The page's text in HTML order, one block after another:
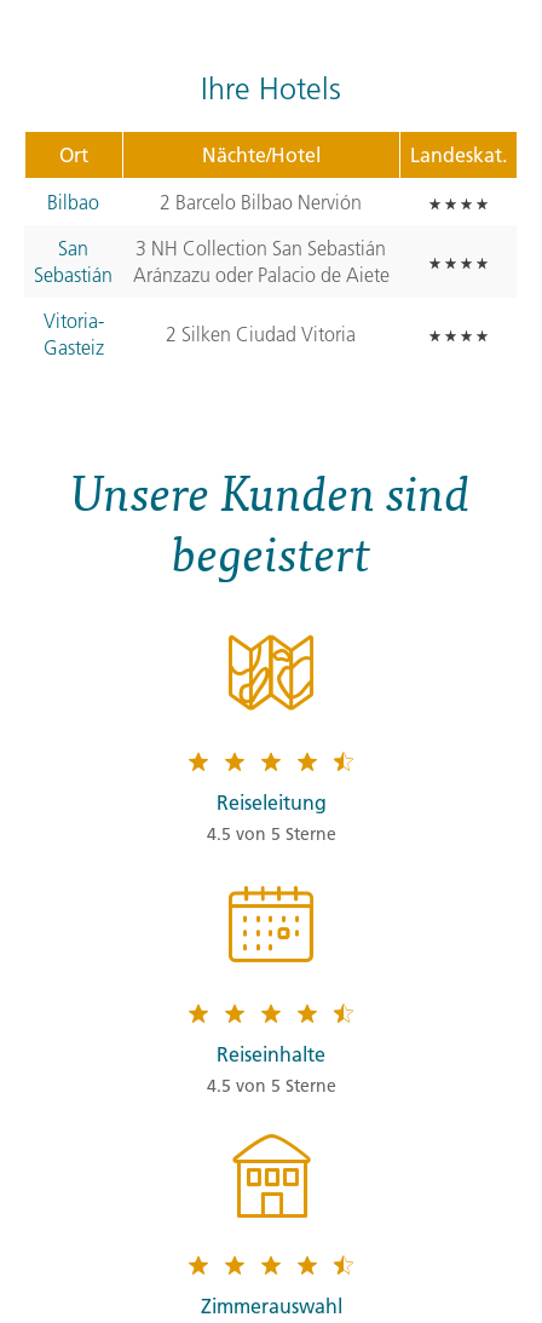
Ihre Hotels
Ort Nächte/Hotel
Landeskat.
Bilbao
2 Barcelo Bilbao Nervión
San
Sebastián
3 NH Collection San Sebastián
Aránzazu oder Palacio de Aiete
Vitoria-
Gasteiz
2 Silken Ciudad Vitoria
Unsere Kunden sind
begeistert
Reiseleitung
4.5 von 5 Sterne
Reiseinhalte
4.5 von 5 Sterne
Zimmerauswahl